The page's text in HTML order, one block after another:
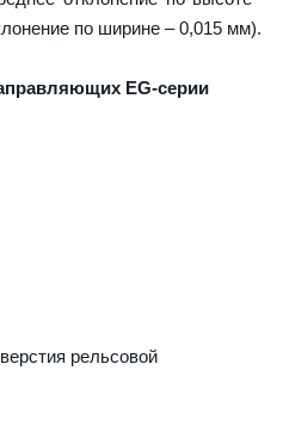
по ширине – 0,015 мм).
EG-серии
рельсовой